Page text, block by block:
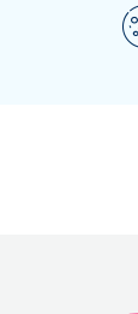
Aller au
We